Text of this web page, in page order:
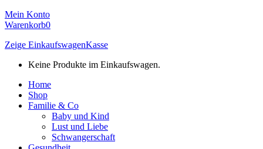
Mein Konto
Warenkorb0
Zeige EinkaufswagenKasse
Keine Produkte im Einkaufswagen.
Home
Shop
Familie & Co
Baby und Kind
Lust und Liebe
Schwangerschaft